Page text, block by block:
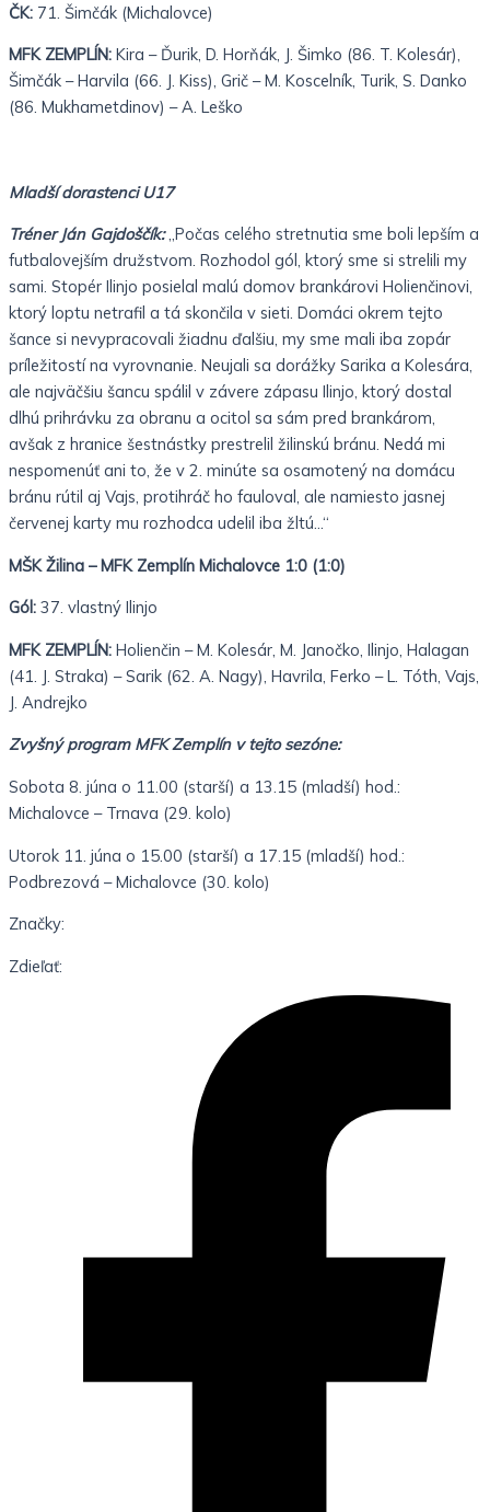
ČK: 71. Šimčák (Michalovce)
MFK ZEMPLÍN: Kira – Ďurik, D. Horňák, J. Šimko (86. T. Kolesár),
Šimčák – Harvila (66. J. Kiss), Grič – M. Koscelník, Turik, S. Danko
(86. Mukhametdinov) – A. Leško
Mladší dorastenci U17
Tréner Ján Gajdoščík:„Počas celého stretnutia sme boli lepším a
futbalovejším družstvom. Rozhodol gól, ktorý sme si strelili my
sami. Stopér Ilinjo posielal malú domov brankárovi Holienčinovi,
ktorý loptu netrafil a tá skončila v sieti. Domáci okrem tejto
šance si nevypracovali žiadnu ďalšiu, my sme mali iba zopár
príležitostí na vyrovnanie. Neujali sa dorážky Sarika a Kolesára,
ale najväčšiu šancu spálil v závere zápasu Ilinjo, ktorý dostal
dlhú prihrávku za obranu a ocitol sa sám pred brankárom,
avšak z hranice šestnástky prestrelil žilinskú bránu. Nedá mi
nespomenúť ani to, že v 2. minúte sa osamotený na domácu
bránu rútil aj Vajs, protihráč ho fauloval, ale namiesto jasnej
červenej karty mu rozhodca udelil iba žltú…“
MŠK Žilina – MFK Zemplín Michalovce 1:0 (1:0)
Gól: 37. vlastný Ilinjo
MFK ZEMPLÍN: Holienčin – M. Kolesár, M. Janočko, Ilinjo, Halagan
(41. J. Straka) – Sarik (62. A. Nagy), Havrila, Ferko – L. Tóth, Vajs,
J. Andrejko
Zvyšný program MFK Zemplín v tejto sezóne:
Sobota 8. júna o 11.00 (starší) a 13.15 (mladší) hod.:
Michalovce – Trnava (29. kolo)
Utorok 11. júna o 15.00 (starší) a 17.15 (mladší) hod.:
Podbrezová – Michalovce (30. kolo)
Značky:
Zdieľať: